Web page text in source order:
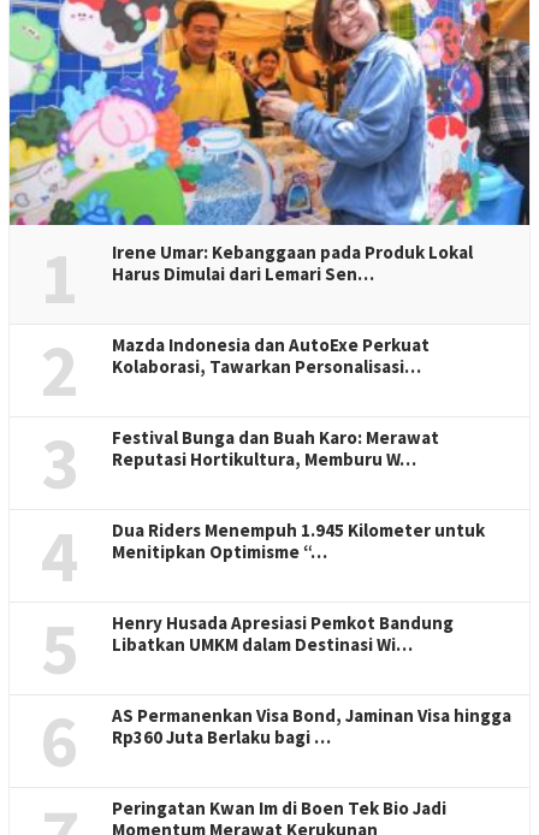
1
Irene Umar: Kebanggaan pada Produk Lokal
Harus Dimulai dari Lemari Sen…
2
Mazda Indonesia dan AutoExe Perkuat
Kolaborasi, Tawarkan Personalisasi…
3
Festival Bunga dan Buah Karo: Merawat
Reputasi Hortikultura, Memburu W…
4
Dua Riders Menempuh 1.945 Kilometer untuk
Menitipkan Optimisme “…
5
Henry Husada Apresiasi Pemkot Bandung
Libatkan UMKM dalam Destinasi Wi…
6
AS Permanenkan Visa Bond, Jaminan Visa hingga
Rp360 Juta Berlaku bagi …
Peringatan Kwan Im di Boen Tek Bio Jadi
Momentum Merawat Kerukunan